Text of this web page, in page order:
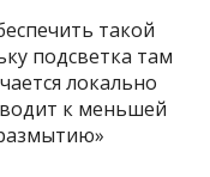
такой
подсветка там
локально
к меньшей